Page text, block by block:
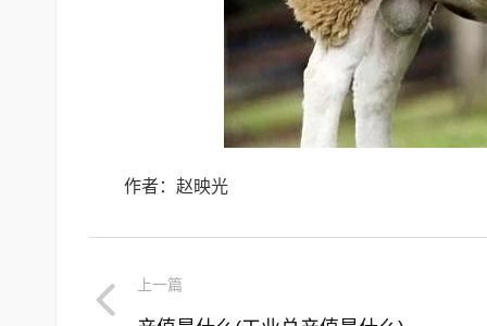
作者：赵映光
上一篇